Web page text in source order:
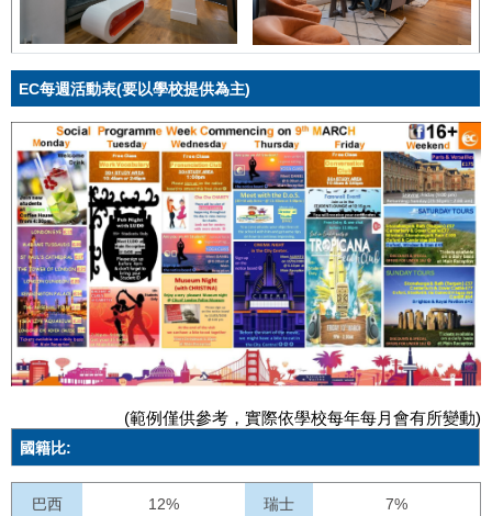
EC每週活動表(要以學校提供為主)
(範例僅供參考，實際依學校每年每月會有所變動)
國籍比:
巴西 12% 瑞士 7%